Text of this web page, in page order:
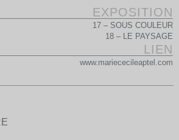
EXPOSITION
17 – SOUS COULEUR
18 – LE PAYSAGE
LIEN
www.mariececileaptel.com